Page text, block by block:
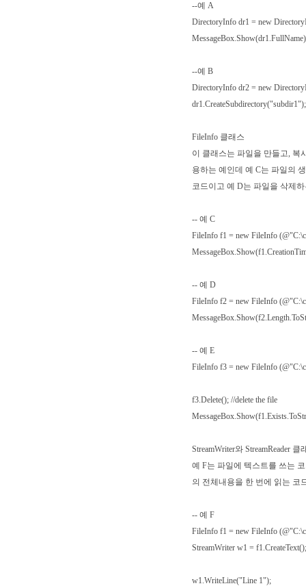
--예 A
DirectoryInfo dr1 = new
--예 B
DirectoryInfo dr2 = new
dr1.CreateSubdirectory("subdir1");
FileInfo 클래스
이 클래스는 파일을 만들고, 복
용하는 예인데 예 C는 파일의
코드이고 예 D는 파일을 삭제
-- 예 C
FileInfo f1 = new FileInfo
-- 예 D
FileInfo f2 = new FileInfo
-- 예 E
FileInfo f3 = new FileInfo
f3.Delete(); //delete the file
StreamWriter와 StreamReader 클
예 F는 파일에 텍스트를 쓰는
의 전체내용을 한 번에 읽는 코
-- 예 F
FileInfo f1 = new FileInfo
StreamWriter w1 = f1.CreateText();
w1.WriteLine("Line 1");